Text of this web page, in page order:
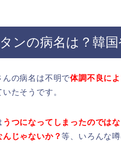
ンの病名は？韓
んの病名は不明で体調不良に
たそうです。
うつになってしまったのでは
んじゃないか？等、いろんな